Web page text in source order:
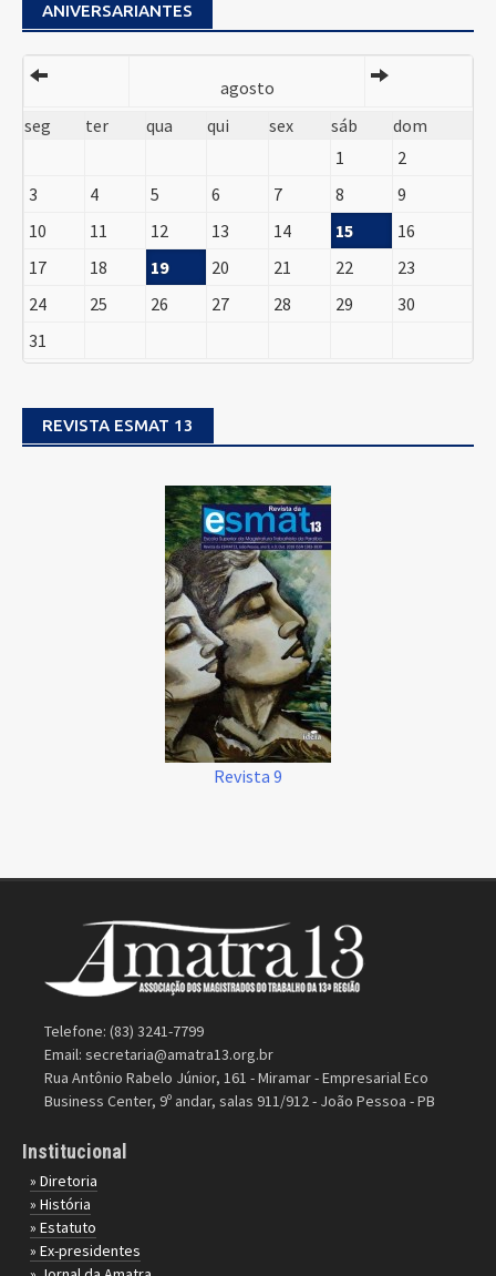
ANIVERSARIANTES
agosto
seg
ter qua qui sex sáb
dom
1
2
3
4 5 6 7 8
9
10
11 12 13 14 15
16
17
18 19 20 21 22
23
24
25 26 27 28 29
30
31
REVISTA ESMAT 13
Revista 9
Telefone: (83) 3241-7799
Email: secretaria@amatra13.org.br
Rua Antônio Rabelo Júnior, 161 - Miramar - Empresarial Eco
Business Center, 9º andar, salas 911/912 - João Pessoa - PB
Institucional
» Diretoria
» História
» Estatuto
» Ex-presidentes